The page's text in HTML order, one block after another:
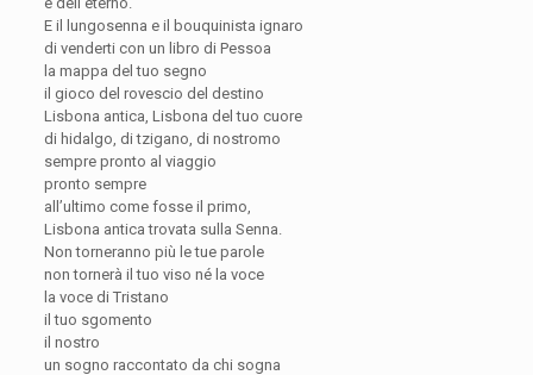
E il lungosenna e il bouquinista ignaro
di venderti con un libro di Pessoa
la mappa del tuo segno
il gioco del rovescio del destino
Lisbona antica, Lisbona del tuo cuore
di hidalgo, di tzigano, di nostromo
sempre pronto al viaggio
pronto sempre
all’ultimo come fosse il primo,
Lisbona antica trovata sulla Senna.
Non torneranno più le tue parole
non tornerà il tuo viso né la voce
la voce di Tristano
il tuo sgomento
il nostro
un sogno raccontato da chi sogna